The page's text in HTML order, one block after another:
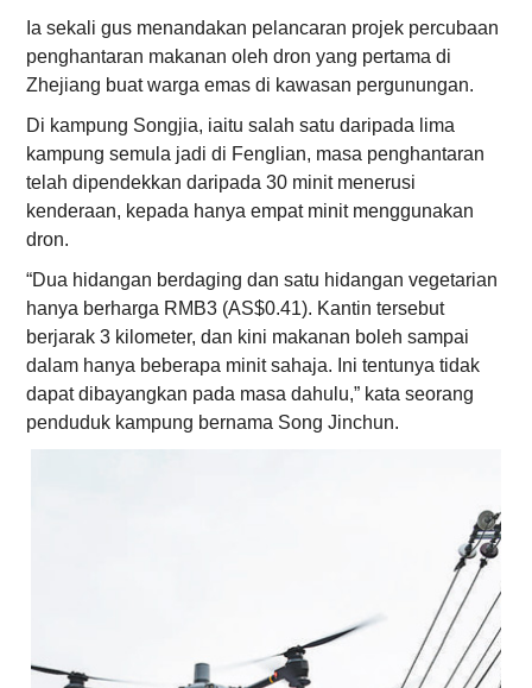
Ia sekali gus menandakan pelancaran projek percubaan
penghantaran makanan oleh dron yang pertama di
Zhejiang buat warga emas di kawasan pergunungan.
Di kampung Songjia, iaitu salah satu daripada lima
kampung semula jadi di Fenglian, masa penghantaran
telah dipendekkan daripada 30 minit menerusi
kenderaan, kepada hanya empat minit menggunakan
dron.
“Dua hidangan berdaging dan satu hidangan vegetarian
hanya berharga RMB3 (AS$0.41). Kantin tersebut
berjarak 3 kilometer, dan kini makanan boleh sampai
dalam hanya beberapa minit sahaja. Ini tentunya tidak
dapat dibayangkan pada masa dahulu,” kata seorang
penduduk kampung bernama Song Jinchun.